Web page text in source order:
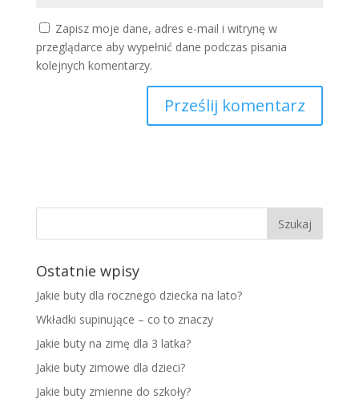
Zapisz moje dane, adres e-mail i witrynę w
przeglądarce aby wypełnić dane podczas pisania
kolejnych komentarzy.
Ostatnie wpisy
Jakie buty dla rocznego dziecka na lato?
Wkładki supinujące – co to znaczy
Jakie buty na zimę dla 3 latka?
Jakie buty zimowe dla dzieci?
Jakie buty zmienne do szkoły?